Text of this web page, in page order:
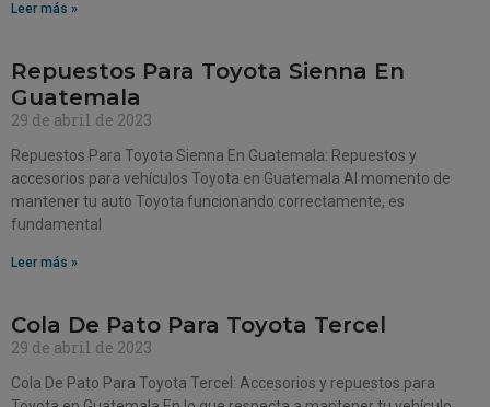
Leer más »
Repuestos Para Toyota Sienna En
Guatemala
29 de abril de 2023
Repuestos Para Toyota Sienna En Guatemala: Repuestos y
accesorios para vehículos Toyota en Guatemala Al momento de
mantener tu auto Toyota funcionando correctamente, es
fundamental
Leer más »
Cola De Pato Para Toyota Tercel
29 de abril de 2023
Cola De Pato Para Toyota Tercel: Accesorios y repuestos para